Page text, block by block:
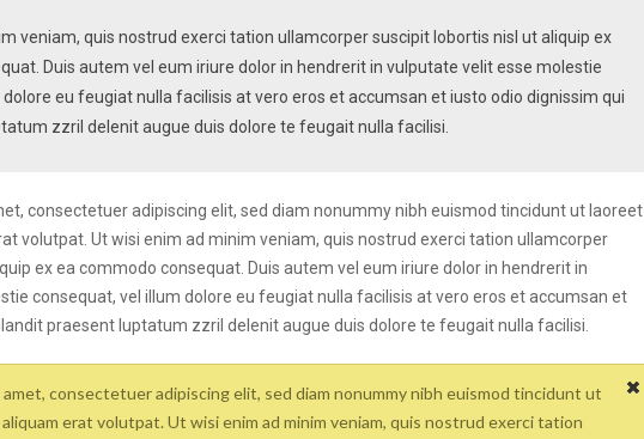
veniam, quis nostrud exerci tation ullamcorper suscipit lobortis nisl ut aliquip ex
Duis autem vel eum iriure dolor in hendrerit in vulputate velit esse molestie
eu feugiat nulla facilisis at vero eros et accumsan et iusto odio dignissim qui
zzril delenit augue duis dolore te feugait nulla facilisi.
consectetuer adipiscing elit, sed diam nonummy nibh euismod tincidunt ut laoreet
volutpat. Ut wisi enim ad minim veniam, quis nostrud exerci tation ullamcorper
ex ea commodo consequat. Duis autem vel eum iriure dolor in hendrerit in
consequat, vel illum dolore eu feugiat nulla facilisis at vero eros et accumsan et
praesent luptatum zzril delenit augue duis dolore te feugait nulla facilisi.
consectetuer adipiscing elit, sed diam nonummy nibh euismod tincidunt ut
erat volutpat. Ut wisi enim ad minim veniam, quis nostrud exerci tation